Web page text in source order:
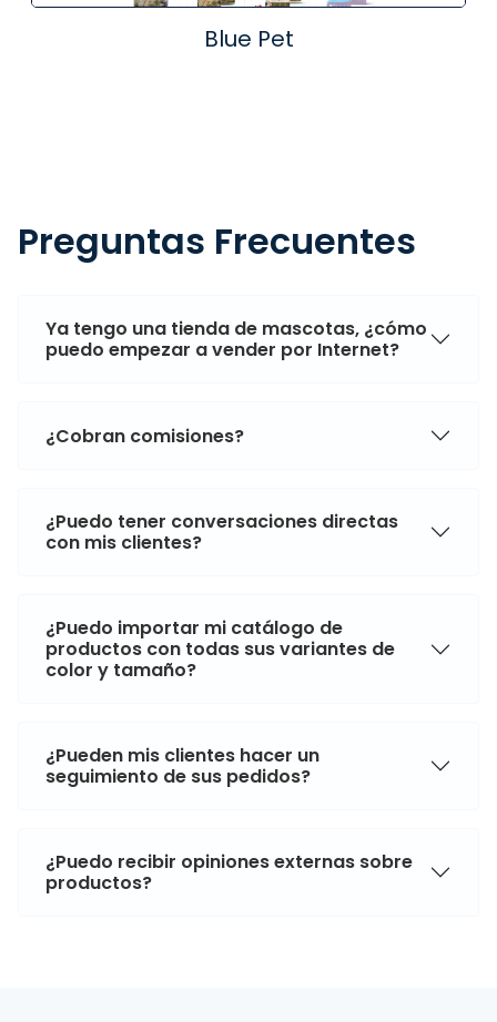
Blue Pet
Preguntas Frecuentes
Ya tengo una tienda de mascotas, ¿cómo
puedo empezar a vender por Internet?
¿Cobran comisiones?
¿Puedo tener conversaciones directas
con mis clientes?
¿Puedo importar mi catálogo de
productos con todas sus variantes de
color y tamaño?
¿Pueden mis clientes hacer un
seguimiento de sus pedidos?
¿Puedo recibir opiniones externas sobre
productos?